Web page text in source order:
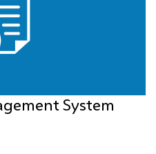
System